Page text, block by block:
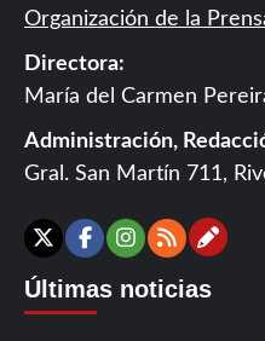
Organización de la
Directora:
María del Carmen
Administración,
Gral. San Martín 711,
X Facebook
Instagram
RSS
Últimas noticias